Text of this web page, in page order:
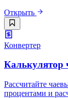
Открыть
Конвертер
Калькулятор
Рассчитайте
процентами и